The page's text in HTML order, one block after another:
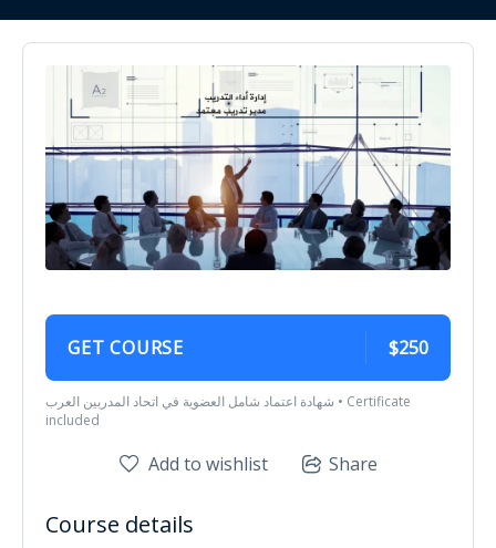
GET COURSE $250
شهادة اعتماد شامل العضوية في اتحاد المدربين العرب • Certificate
included
Add to wishlist Share
Course details